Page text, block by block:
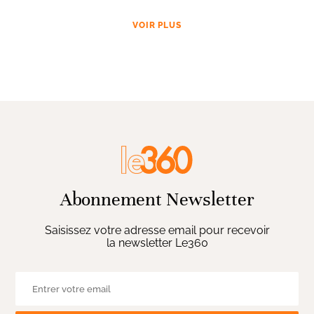
VOIR PLUS
Abonnement Newsletter
Saisissez votre adresse email pour recevoir
la newsletter Le360